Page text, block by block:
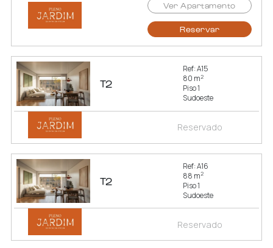
Ver Apartamento
Reservar
T2
Ref: A15
80 m2
Piso 1
Sudoeste
Reservado
T2
Ref: A16
88 m2
Piso 1
Sudoeste
Reservado